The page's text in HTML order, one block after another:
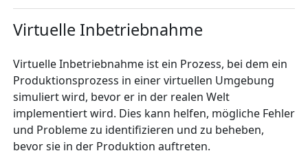
Virtuelle Inbetriebnahme
Virtuelle Inbetriebnahme ist ein Prozess, bei dem ein
Produktionsprozess in einer virtuellen Umgebung
simuliert wird, bevor er in der realen Welt
implementiert wird. Dies kann helfen, mögliche Fehler
und Probleme zu identifizieren und zu beheben,
bevor sie in der Produktion auftreten.